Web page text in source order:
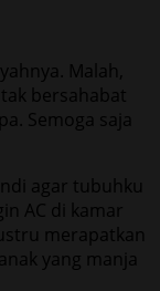
Malah,
bersahabat
Semoga saja
agar tubuhku
AC di kamar
merapatkan
yang manja